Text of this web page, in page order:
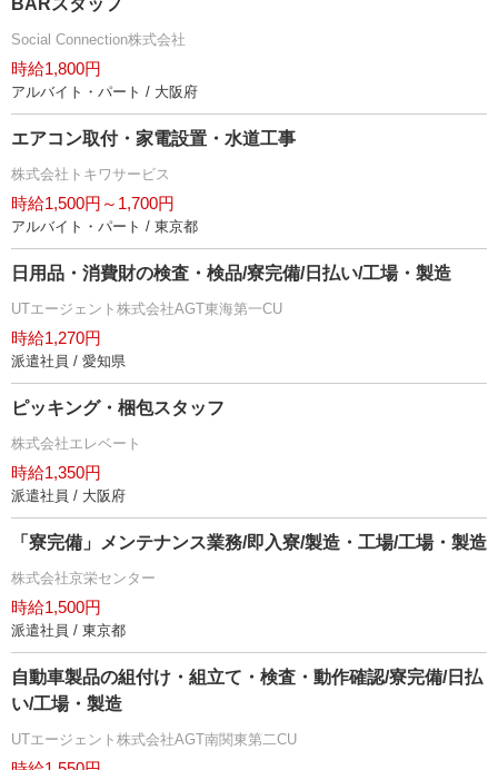
BARスタッフ
Social Connection株式会社
時給1,800円
アルバイト・パート / 大阪府
エアコン取付・家電設置・水道工事
株式会社トキワサービス
時給1,500円～1,700円
アルバイト・パート / 東京都
日用品・消費財の検査・検品/寮完備/日払い/工場・製造
UTエージェント株式会社AGT東海第一CU
時給1,270円
派遣社員 / 愛知県
ピッキング・梱包スタッフ
株式会社エレベート
時給1,350円
派遣社員 / 大阪府
「寮完備」メンテナンス業務/即入寮/製造・工場/工場・製造
株式会社京栄センター
時給1,500円
派遣社員 / 東京都
自動車製品の組付け・組立て・検査・動作確認/寮完備/日払
い/工場・製造
UTエージェント株式会社AGT南関東第二CU